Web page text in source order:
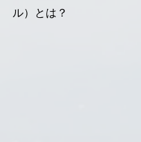
ル）とは？